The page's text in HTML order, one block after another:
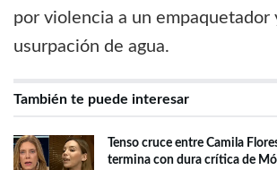
por violencia a un empaquetador
usurpación de agua.
También te puede interesar
Tenso cruce entre Camila
termina con dura crítica de